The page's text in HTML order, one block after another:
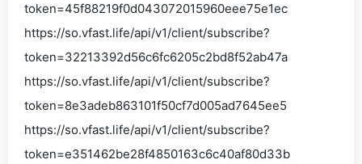
token=45f88219f0d043072015960eee75e1ec
https://so.vfast.life/api/v1/client/subscribe?
token=32213392d56c6fc6205c2bd8f52ab47a
https://so.vfast.life/api/v1/client/subscribe?
token=8e3adeb863101f50cf7d005ad7645ee5
https://so.vfast.life/api/v1/client/subscribe?
token=e351462be28f4850163c6c40af80d33b